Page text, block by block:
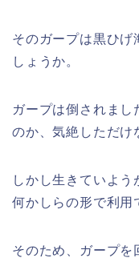
そのガープは黒ひげ
しょうか。
ガープは倒されまし
のか、気絶しただけ
しかし生きていよ
何かしらの形で利用
そのため、ガープを